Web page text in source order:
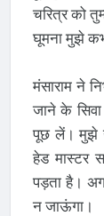
चरित्र को
घूमना मुझे
मंसाराम ने
जाने के
पूछ लें। मुझे
हेड मास्टर
पड़ता है।
न जाऊंगा।